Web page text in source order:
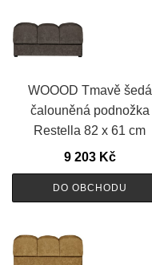
WOOOD Tmavě šedá
čalouněná podnožka
Restella 82 x 61 cm
9 203 Kč
DO OBCHODU